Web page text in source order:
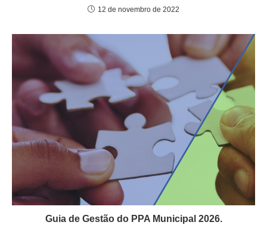
12 de novembro de 2022
Guia de Gestão do PPA Municipal 2026.